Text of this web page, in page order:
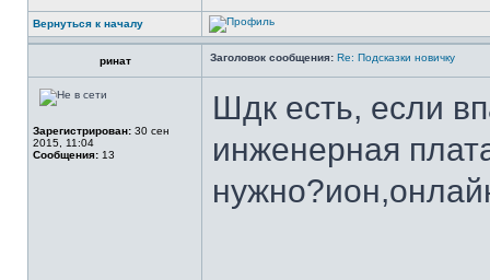
Вернуться к началу
ринат Заголовок сообщения: Re: Подсказки новичку
Зарегистрирован: 30 сен
2015, 11:04
Сообщения: 13
Шдк есть, если
инженерная